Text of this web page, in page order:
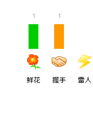
1
鲜花
1
握手 雷人